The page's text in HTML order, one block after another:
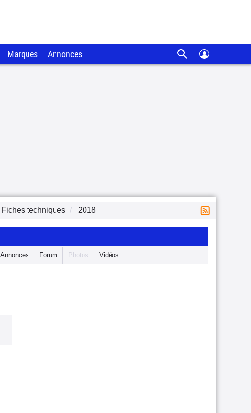
Marques Annonces
Fiches techniques 2018
Annonces Forum Photos Vidéos